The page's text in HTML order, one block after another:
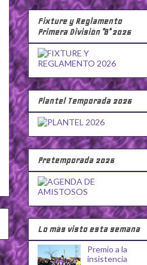
Fixture y Reglamento
Primera División "B" 2026
Plantel Temporada 2026
Pretemporada 2026
Lo más visto esta semana
Premio a la
insistencia